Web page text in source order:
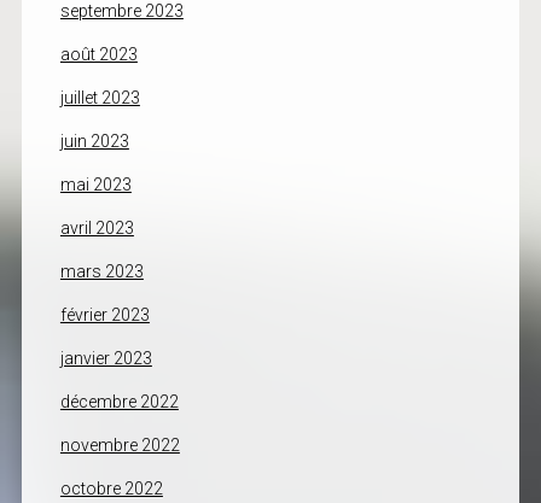
septembre 2023
août 2023
juillet 2023
juin 2023
mai 2023
avril 2023
mars 2023
février 2023
janvier 2023
décembre 2022
novembre 2022
octobre 2022